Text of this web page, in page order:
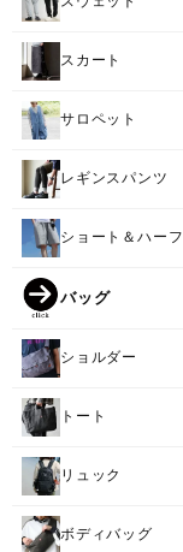
スカート
サロペット
レギンスパンツ
ショート＆ハーフ
バッグ
ショルダー
トート
リュック
ボディバッグ